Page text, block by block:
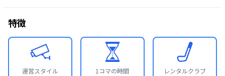
特徴
運営スタイル 1コマの時間 レンタルクラブ